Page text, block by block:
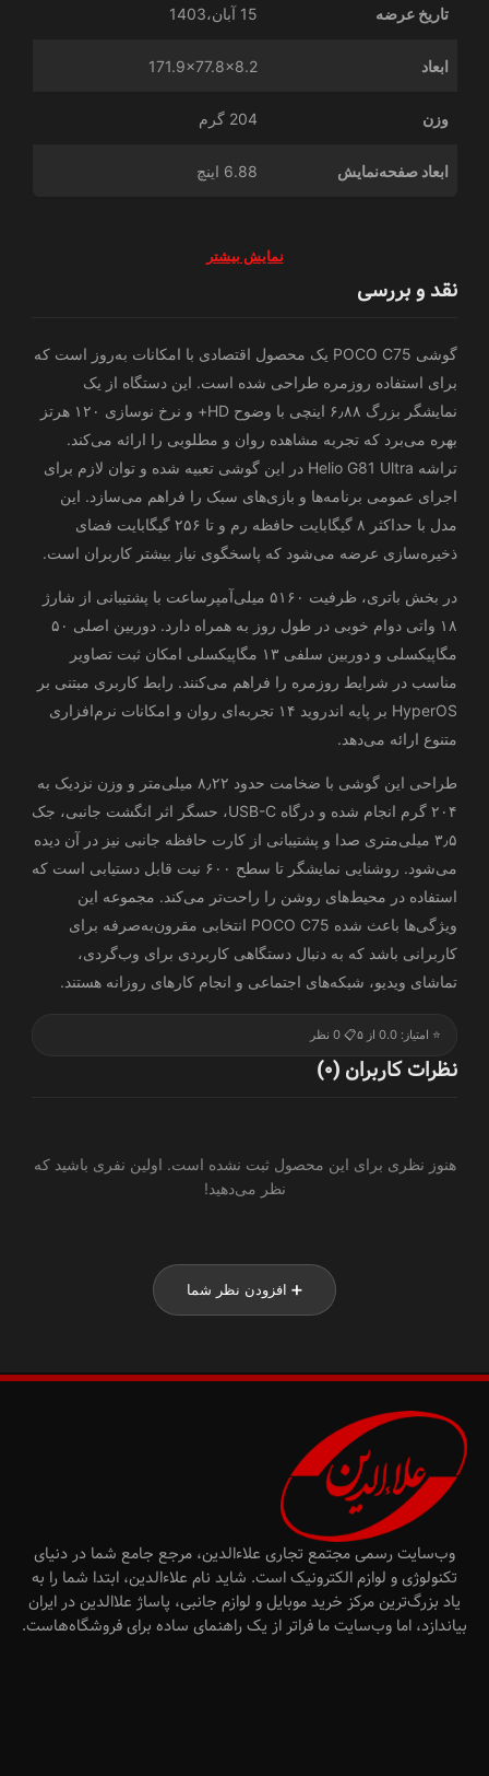
تاریخ عرضه 15 آبان،1403
ابعاد 171.9x77.8x8.2
وزن 204 گرم
ابعاد صفحه‌نمایش 6.88 اینچ
نمایش بیشتر
نقد و بررسی
گوشی POCO C75 یک محصول اقتصادی با امکانات به‌روز است که
برای استفاده روزمره طراحی شده است. این دستگاه از یک
نمایشگر بزرگ ۶٫۸۸ اینچی با وضوح HD+ و نرخ نوسازی ۱۲۰ هرتز
بهره می‌برد که تجربه مشاهده روان و مطلوبی را ارائه می‌کند.
تراشه Helio G81 Ultra در این گوشی تعبیه شده و توان لازم برای
اجرای عمومی برنامه‌ها و بازی‌های سبک را فراهم می‌سازد. این
مدل با حداکثر ۸ گیگابایت حافظه رم و تا ۲۵۶ گیگابایت فضای
ذخیره‌سازی عرضه می‌شود که پاسخگوی نیاز بیشتر کاربران است.
در بخش باتری، ظرفیت ۵۱۶۰ میلی‌آمپر‌ساعت با پشتیبانی از شارژ
۱۸ واتی دوام خوبی در طول روز به همراه دارد. دوربین اصلی ۵۰
مگاپیکسلی و دوربین سلفی ۱۳ مگاپیکسلی امکان ثبت تصاویر
مناسب در شرایط روزمره را فراهم می‌کنند. رابط کاربری مبتنی بر
HyperOS بر پایه اندروید ۱۴ تجربه‌ای روان و امکانات نرم‌افزاری
متنوع ارائه می‌دهد.
طراحی این گوشی با ضخامت حدود ۸٫۲۲ میلی‌متر و وزن نزدیک به
۲۰۴ گرم انجام شده و درگاه USB-C، حسگر اثر انگشت جانبی، جک
۳٫۵ میلی‌متری صدا و پشتیبانی از کارت حافظه جانبی نیز در آن دیده
می‌شود. روشنایی نمایشگر تا سطح ۶۰۰ نیت قابل دستیابی است که
استفاده در محیط‌های روشن را راحت‌تر می‌کند. مجموعه این
ویژگی‌ها باعث شده POCO C75 انتخابی مقرون‌به‌صرفه برای
کاربرانی باشد که به دنبال دستگاهی کاربردی برای وب‌گردی،
تماشای ویدیو، شبکه‌های اجتماعی و انجام کارهای روزانه هستند.
⭐ امتیاز: 0.0 از ۵ 📋 0 نظر
نظرات کاربران (0)
هنوز نظری برای این محصول ثبت نشده است. اولین نفری باشید که
نظر می‌دهید!
➕ افزودن نظر شما
وب‌سایت رسمی مجتمع تجاری علاءالدین، مرجع جامع شما در دنیای
تکنولوژی و لوازم الکترونیک است. شاید نام علاءالدین، ابتدا شما را به
یاد بزرگ‌ترین مرکز خرید موبایل و لوازم جانبی، پاساژ علاالدین در ایران
بیاندازد، اما وب‌سایت ما فراتر از یک راهنمای ساده برای فروشگاه‌هاست.